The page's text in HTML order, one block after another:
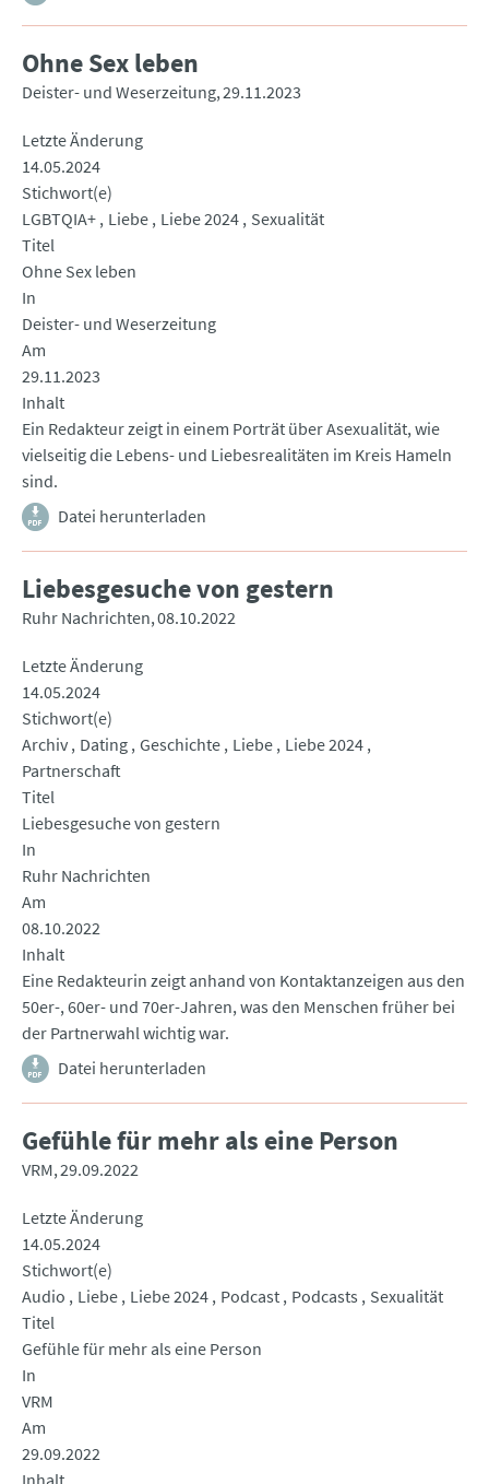
Ohne Sex leben
Deister- und Weserzeitung 29.11.2023
Letzte Änderung
14.05.2024
Stichwort(e)
LGBTQIA+ Liebe Liebe 2024 Sexualität
Titel
Ohne Sex leben
In
Deister- und Weserzeitung
Am
29.11.2023
Inhalt
Ein Redakteur zeigt in einem Porträt über Asexualität, wie
vielseitig die Lebens- und Liebesrealitäten im Kreis Hameln
sind.
Datei herunterladen
Liebesgesuche von gestern
Ruhr Nachrichten 08.10.2022
Letzte Änderung
14.05.2024
Stichwort(e)
Archiv Dating Geschichte Liebe Liebe 2024
Partnerschaft
Titel
Liebesgesuche von gestern
In
Ruhr Nachrichten
Am
08.10.2022
Inhalt
Eine Redakteurin zeigt anhand von Kontaktanzeigen aus den
50er-, 60er- und 70er-Jahren, was den Menschen früher bei
der Partnerwahl wichtig war.
Datei herunterladen
Gefühle für mehr als eine Person
VRM 29.09.2022
Letzte Änderung
14.05.2024
Stichwort(e)
Audio
Liebe Liebe 2024 Podcast Podcasts
Sexualität
Titel
Gefühle für mehr als eine Person
In
VRM
Am
29.09.2022